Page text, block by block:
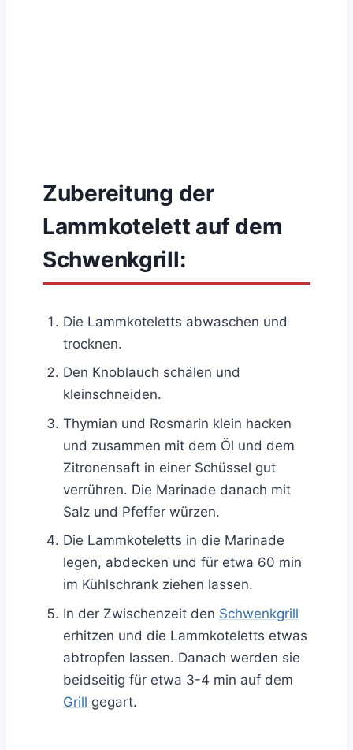
Zubereitung der
Lammkotelett auf dem
Schwenkgrill:
Die Lammkoteletts abwaschen und
trocknen.
Den Knoblauch schälen und
kleinschneiden.
Thymian und Rosmarin klein hacken
und zusammen mit dem Öl und dem
Zitronensaft in einer Schüssel gut
verrühren. Die Marinade danach mit
Salz und Pfeffer würzen.
Die Lammkoteletts in die Marinade
legen, abdecken und für etwa 60 min
im Kühlschrank ziehen lassen.
In der Zwischenzeit den Schwenkgrill
erhitzen und die Lammkoteletts etwas
abtropfen lassen. Danach werden sie
beidseitig für etwa 3-4 min auf dem
Grill gegart.